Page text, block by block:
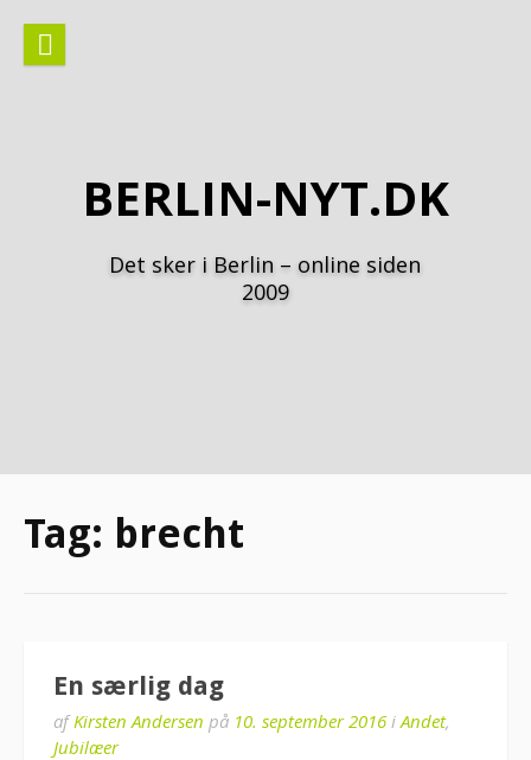
indhold
BERLIN-NYT.DK
Det sker i Berlin – online siden
2009
Tag: brecht
En særlig dag
afKirsten Andersen på 10. september 2016 iAndet,
Jubilæer